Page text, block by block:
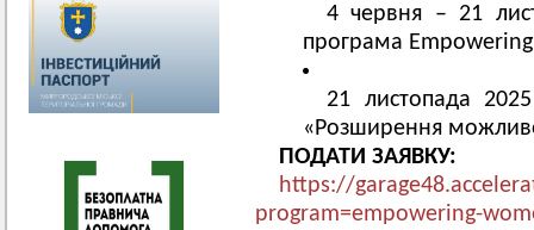
4 червня – 21
програма
21 листопада
«Розширення
ПОДАТИ ЗАЯВКУ:
https://
program=empowering-